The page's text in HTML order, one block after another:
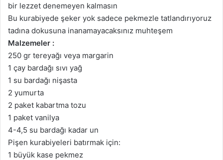
bir lezzet denemeyen kalmasın
Bu kurabiyede şeker yok sadece pekmezle tatlandırıyoruz
tadına dokusuna inanamayacaksınız muhteşem
Malzemeler :
250 gr tereyağı veya margarin
1 çay bardağı sıvı yağ
1 su bardağı nişasta
2 yumurta
2 paket kabartma tozu
1 paket vanilya
4-4,5 su bardağı kadar un
Pişen kurabiyeleri batırmak için:
1 büyük kase pekmez